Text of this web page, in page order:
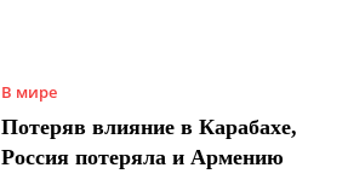
В мире
Потеряв влияние в Карабахе,
Россия потеряла и Армению